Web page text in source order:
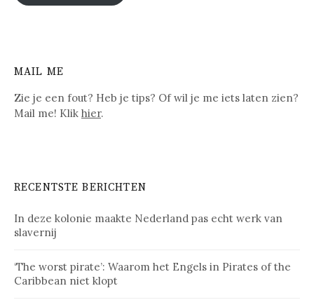
MAIL ME
Zie je een fout? Heb je tips? Of wil je me iets laten zien?
Mail me! Klik hier.
RECENTSTE BERICHTEN
In deze kolonie maakte Nederland pas echt werk van
slavernij
‘The worst pirate’: Waarom het Engels in Pirates of the
Caribbean niet klopt